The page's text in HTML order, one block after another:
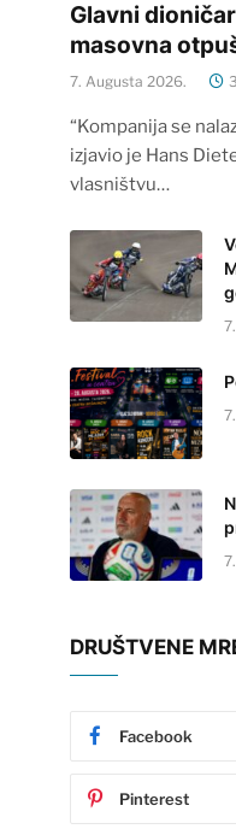
Glavni
masovna
7. Augusta 2026.
“Kompanija se
izjavio je Hans
vlasništvu…
DRUŠTVENE
Facebook
Pinterest